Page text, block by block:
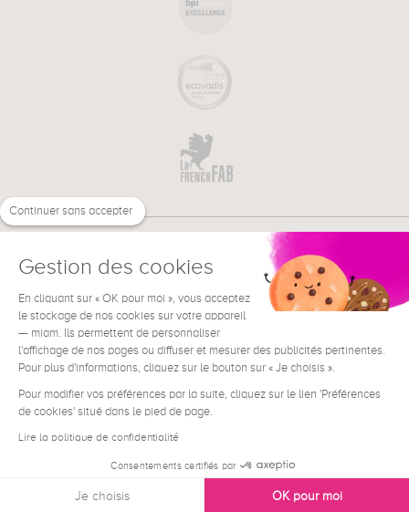
BESOIN D'AIDE ? FR
Conditions générales de vente
Mentions Légales
Contact
Données personnelles
Continuer sans accepter
Gestion des cookies
En cliquant sur « OK pour moi », vous acceptez
le stockage de nos cookies sur votre appareil
— miam. Ils permettent de personnaliser
l'affichage de nos pages ou diffuser et mesurer des publicités pertinentes.
Pour plus d'informations, cliquez sur le bouton sur « Je choisis ».
Pour modifier vos préférences par la suite, cliquez sur le lien 'Préférences
de cookies' situé dans le pied de page.
Lire la politique de confidentialité
Consentements certifiés par
Je choisis OK pour moi